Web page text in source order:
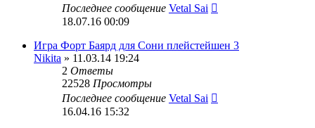
Последнее сообщение Vetal Sai
18.07.16 00:09
Игра Форт Баярд для Сони плейстейшен 3
Nikita » 11.03.14 19:24
2 Ответы
22528 Просмотры
Последнее сообщение Vetal Sai
16.04.16 15:32